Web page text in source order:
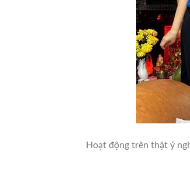
Hoạt động trên thật ý